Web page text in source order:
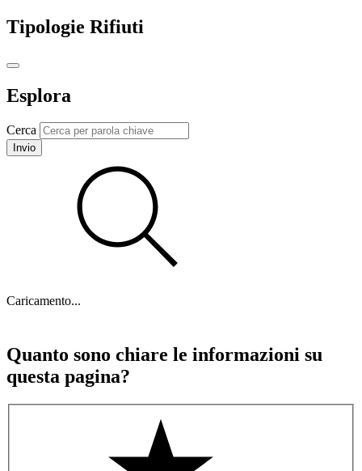
Tipologie Rifiuti
Esplora
Cerca
Invio
Caricamento...
Quanto sono chiare le informazioni su
questa pagina?